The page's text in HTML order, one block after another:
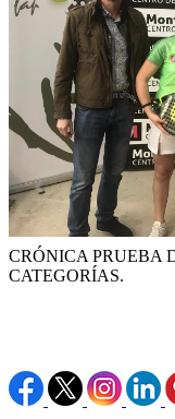
CRÓNICA PRUEBA
CATEGORÍAS.